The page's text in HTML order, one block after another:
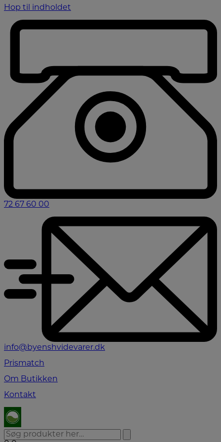
Hop til indholdet
72 67 60 00
info@byenshvidevarer.dk
Prismatch
Om Butikken
Kontakt